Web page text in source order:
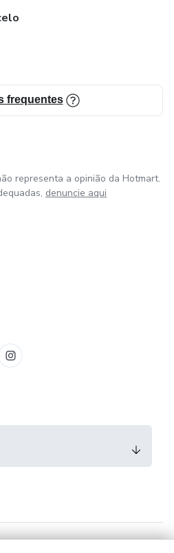
frequentes
representa a opinião da Hotmart.
denuncie aqui